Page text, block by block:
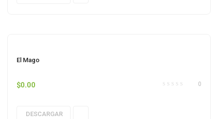
El Mago
0
$0.00
DESCARGAR